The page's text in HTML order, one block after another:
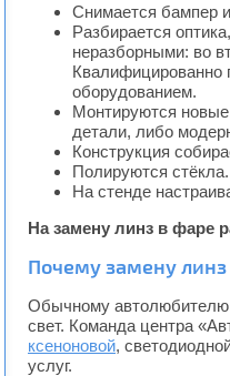
Снимается бампер
Разбирается
неразборными: во
Квалифицированно
оборудованием.
Монтируются
детали, либо
Конструкция
Полируются стёкла.
На стенде
На замену линз в фаре
Почему замену
Обычному автолюбителю
свет. Команда центра
ксеноновой,
услуг.